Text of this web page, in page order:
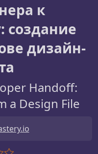
к
создание
дизайн-
Handoff:
a Design File